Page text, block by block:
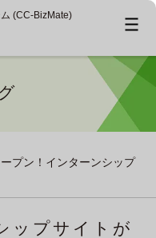
(CC‐BizMate)
プン！インターンシップ
ップサイトが